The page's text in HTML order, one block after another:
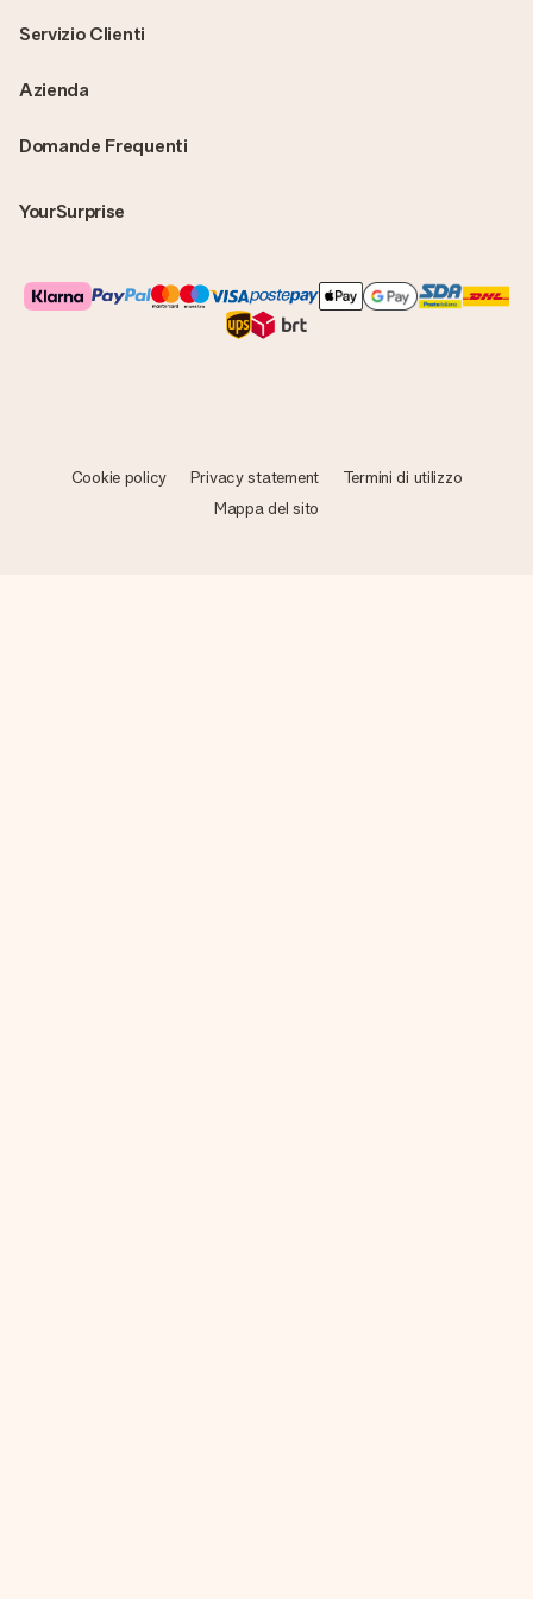
Domande Frequenti
YourSurprise
Servizio Clienti
Azienda
Cookie policy Privacy statement
Termini di utilizzo
Mappa del sito